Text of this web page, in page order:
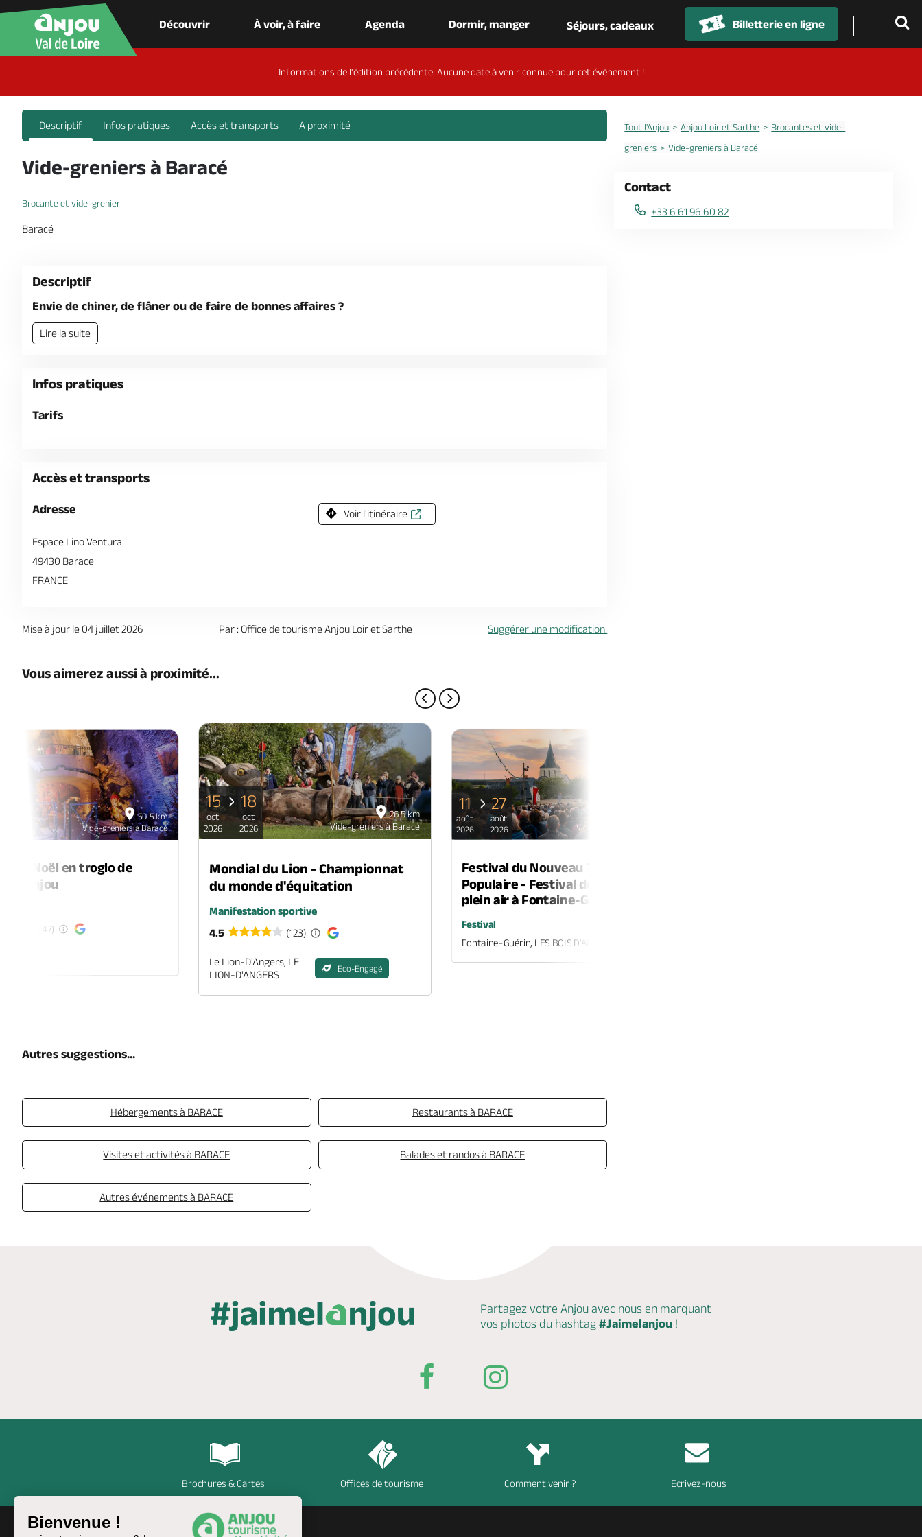
Bienvenue !
Découvrir À voir, à faire Agenda Dormir, manger Séjours, cadeaux Billetterie en ligne
Informations de l'édition précédente. Aucune date à venir connue pour cet événement !
Descriptif Infos pratiques Accès et transports A proximité
Vide-greniers à Baracé
Brocante et vide-grenier
Baracé
Descriptif
Envie de chiner, de flâner ou de faire de bonnes affaires ?
Lire la suite
Infos pratiques
Tarifs
Accès et transports
Adresse
Espace Lino Ventura
49430 Barace
FRANCE
Voir l'itinéraire
Mise à jour le 04 juillet 2026 Par : Office de tourisme Anjou Loir et Sarthe Suggérer une modification.
Vous aimerez aussi à proximité...
50.5 km
Vide-greniers à Baracé
de Noël en troglo de
en-Anjou
(47)
26.5 km
Vide-greniers à Baracé
15
oct
2026
18
oct
2026
Mondial du Lion - Championnat
du monde d'équitation
Manifestation sportive
4.5
(123)
Le Lion-D'Angers, LE
LION-D'ANGERS
Eco-Engagé
Vide-greniers à Baracé
11
août
2026
27
août
2026
Festival du Nouveau Théâtre
Populaire - Festival de théâtre en
plein air à Fontaine-Guérin
Festival
Fontaine-Guérin, LES BOIS D'ANJOU
Autres suggestions...
Hébergements à BARACE Restaurants à BARACE
Visites et activités à BARACE Balades et randos à BARACE
Autres événements à BARACE
Tout l'Anjou Anjou Loir et Sarthe
Brocantes et vide-
greniers
Vide-greniers à Baracé
Contact
+33 6 61 96 60 82
Partagez votre Anjou avec nous en marquant
vos photos du hashtag #Jaimelanjou !
Brochures & Cartes Offices de tourisme Comment venir ? Ecrivez-nous